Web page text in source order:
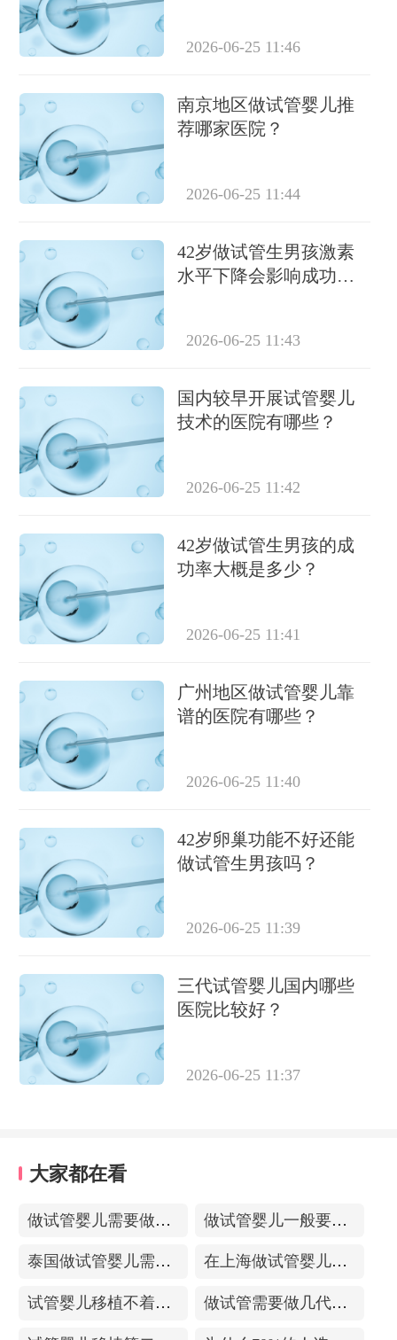
2026-06-25 11:46
南京地区做试管婴儿推
荐哪家医院？
2026-06-25 11:44
42岁做试管生男孩激素
水平下降会影响成功率
2026-06-25 11:43
国内较早开展试管婴儿
技术的医院有哪些？
2026-06-25 11:42
42岁做试管生男孩的成
功率大概是多少？
2026-06-25 11:41
广州地区做试管婴儿靠
谱的医院有哪些？
2026-06-25 11:40
42岁卵巢功能不好还能
做试管生男孩吗？
2026-06-25 11:39
三代试管婴儿国内哪些
医院比较好？
2026-06-25 11:37
大家都在看
做试管婴儿需要做输卵管造影吗？做试管前必要检查有哪些？ 做试管婴儿一般要用多少钱？高龄试管需要做几次？
泰国做试管婴儿需要多少钱？有试管婴儿套餐吗？ 在上海做试管婴儿一般费用多少？做一次就能成功怀上吗？
试管婴儿移植不着床什么原因？反复流产能做试管吗？ 做试管需要做几代，试管婴儿一代二代三代有什么区别？